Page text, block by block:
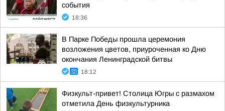
события
18:36
В Парке Победы прошла церемония
возложения цветов, приуроченная ко Дню
окончания Ленинградской битвы
18:12
Физкульт-привет! Столица Югры с размахом
отметила День физкультурника